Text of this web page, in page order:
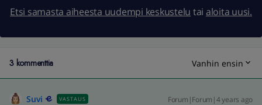
Etsi samasta aiheesta uudempi keskustelu tai aloita uusi.
3 kommenttia Vanhin ensin
Suvi VASTAUS Forum|Forum|4 years ago